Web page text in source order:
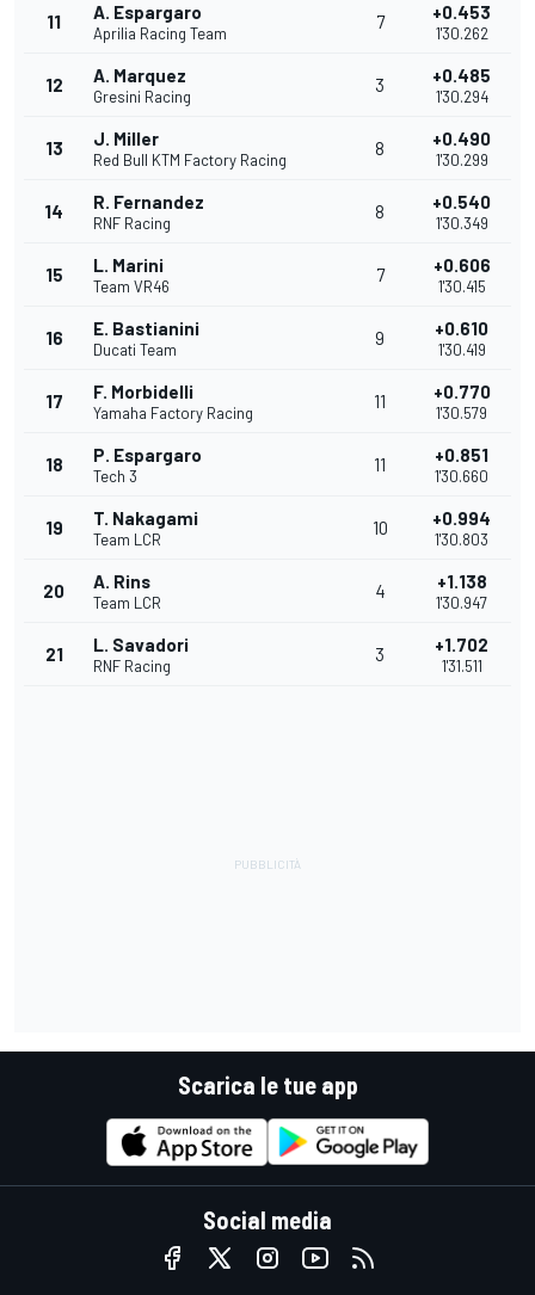
11 A. Espargaro
Aprilia Racing Team
7 +0.453
1'30.262
12 A. Marquez
Gresini Racing
3 +0.485
1'30.294
13 J. Miller
Red Bull KTM Factory Racing
8 +0.490
1'30.299
14 R. Fernandez
RNF Racing
8 +0.540
1'30.349
15 L. Marini
Team VR46
7 +0.606
1'30.415
16 E. Bastianini
Ducati Team
9 +0.610
1'30.419
17 F. Morbidelli
Yamaha Factory Racing
11 +0.770
1'30.579
18 P. Espargaro
Tech 3
11 +0.851
1'30.660
19 T. Nakagami
Team LCR
10 +0.994
1'30.803
20 A. Rins
Team LCR
4 +1.138
1'30.947
21 L. Savadori
RNF Racing
3 +1.702
1'31.511
Scarica le tue app
Social media